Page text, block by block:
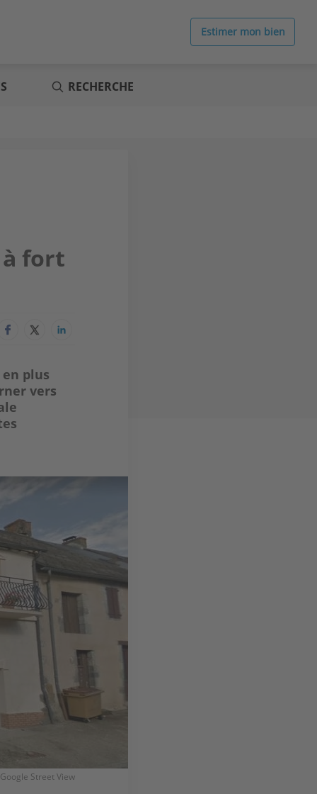
Estimer mon bien
RECHERCHE
à fort
plus
vers
Street View